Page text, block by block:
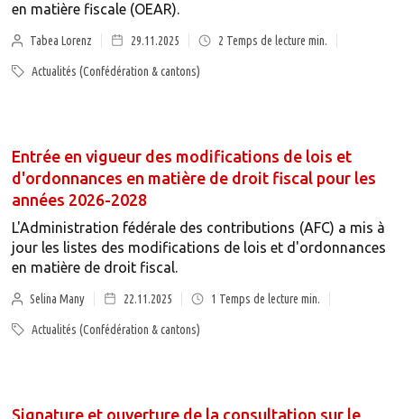
en matière fiscale (OEAR).
Tabea Lorenz 29.11.2025 2 Temps de lecture min.
Actualités (Confédération & cantons)
Entrée en vigueur des modifications de lois et
d'ordonnances en matière de droit fiscal pour les
années 2026-2028
L'Administration fédérale des contributions (AFC) a mis à
jour les listes des modifications de lois et d'ordonnances
en matière de droit fiscal.
Selina Many 22.11.2025 1 Temps de lecture min.
Actualités (Confédération & cantons)
Signature et ouverture de la consultation sur le